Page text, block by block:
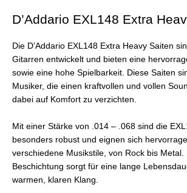
D’Addario EXL148 Extra
Die D’Addario EXL148 Extra Heavy Saiten
Gitarren entwickelt und bieten eine
sowie eine hohe Spielbarkeit. Diese Saiten
Musiker, die einen kraftvollen und vollen
dabei auf Komfort zu verzichten.
Mit einer Stärke von .014 – .068 sind die
besonders robust und eignen sich
verschiedene Musikstile, von Rock bis Metal.
Beschichtung sorgt für eine lange
warmen, klaren Klang.